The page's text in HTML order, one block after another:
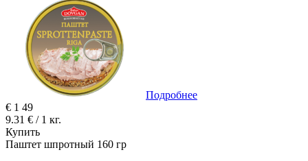
Подробнее
€ 1 49
9.31 € / 1 кг.
Купить
Паштет шпротный 160 гр